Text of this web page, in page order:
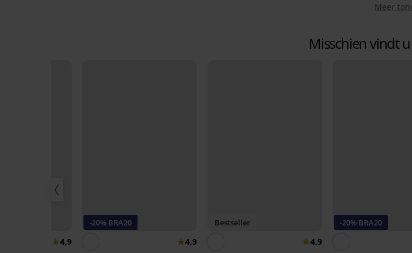
Meer
Misschien vindt
4,9
-20% BRA20
4,9
Bestseller
4,9
-20% BRA20